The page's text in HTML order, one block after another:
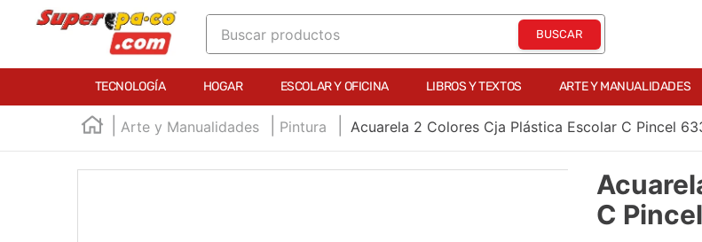
Buscar productos
TECNOLOGÍA HOGAR ESCOLAR Y OFICINA LIBROS Y TEXTOS ARTE Y MANUALIDADES
Arte y Manualidades Pintura Acuarela 2 Colores Cja Plástica Escolar C Pincel
C
TÉRMINOS MÁS BUSCADOS
2.
marcador e300